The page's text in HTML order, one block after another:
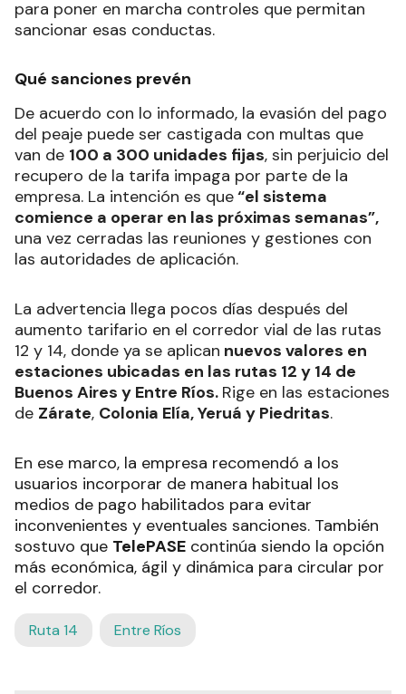
para poner en marcha controles que permitan
sancionar esas conductas.
Qué sanciones prevén
De acuerdo con lo informado, la evasión del pago
del peaje puede ser castigada con multas que
van de 100 a 300 unidades fijas, sin perjuicio del
recupero de la tarifa impaga por parte de la
empresa. La intención es que“el sistema
comience a operar en las próximas semanas”,
una vez cerradas las reuniones y gestiones con
las autoridades de aplicación.
La advertencia llega pocos días después del
aumento tarifario en el corredor vial de las rutas
12 y 14, donde ya se aplican nuevos valores en
estaciones ubicadas en las rutas 12 y 14 de
Buenos Aires y Entre Ríos. Rige en las estaciones
de Zárate, Colonia Elía, Yeruá y Piedritas.
En ese marco, la empresa recomendó a los
usuarios incorporar de manera habitual los
medios de pago habilitados para evitar
inconvenientes y eventuales sanciones. También
sostuvo que TelePASE continúa siendo la opción
más económica, ágil y dinámica para circular por
el corredor.
Ruta 14 Entre Ríos